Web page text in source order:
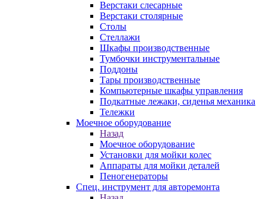
Верстаки слесарные
Верстаки столярные
Столы
Стеллажи
Шкафы производственные
Тумбочки инструментальные
Поддоны
Тары производственные
Компьютерные шкафы управления
Подкатные лежаки, сиденья механика
Тележки
Моечное оборудование
Назад
Моечное оборудование
Установки для мойки колес
Аппараты для мойки деталей
Пеногенераторы
Спец. инструмент для авторемонта